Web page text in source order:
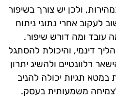
ולכן יש צורך בשיפור
לעקוב אחרי נתוני ניתוח
עובד ומה דורש שיפור.
דינמי, והיכולת להסתגל
רלוונטיים ולהשיג יתרון
תגיות יכולה להניב
לצמיחה משמעותית בעסק.